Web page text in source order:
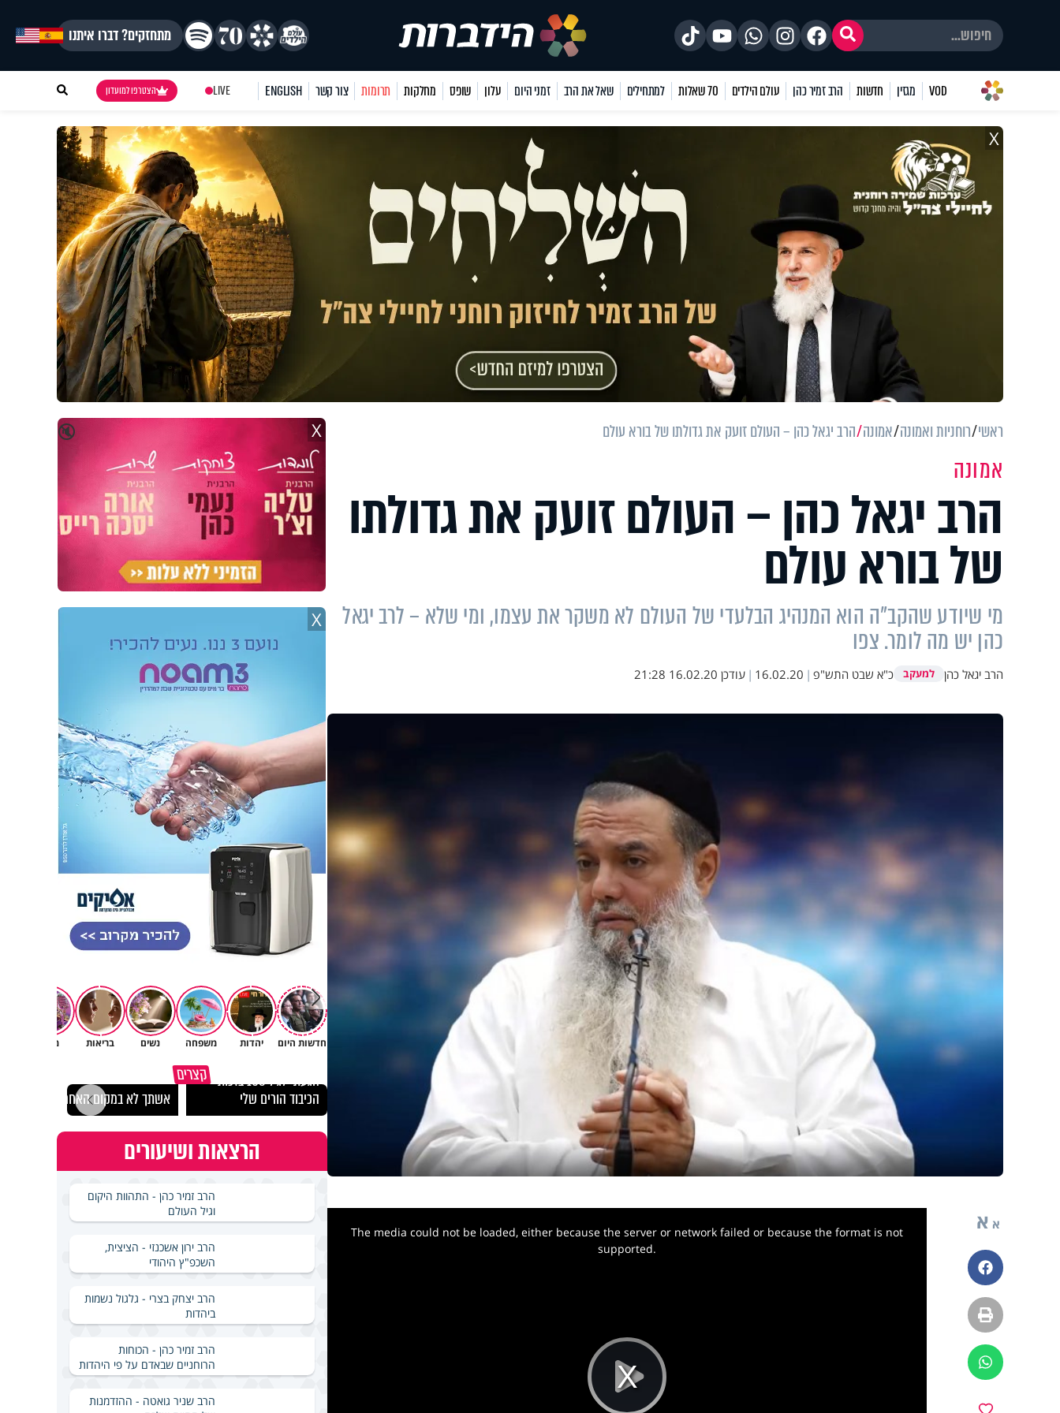
מתחזקים? דברו איתנו
VOD מגזין חדשות הרב זמיר כהן עולם הילדים 70 שאלות למתחילים שאל את הרב זמני היום עלון שופס מחלקות תרומות צור קשר ENGLISH
LIVE הצטרפו למועדון
X
ראשי רוחניות ואמונה אמונה הרב יגאל כהן – העולם זועק את גדולתו של בורא עולם
אמונה
הרב יגאל כהן – העולם זועק את גדולתו
של בורא עולם
מי שיודע שהקב"ה הוא המנהיג הבלעדי של העולם לא משקר את עצמו, ומי שלא – לרב יגאל
כהן יש מה לומר. צפו
הרב יגאל כהן למעקב כ"א שבט התש"פ |
16.02.20
| עודכן 16.02.20 21:28
א א
פייסבוק
הדפסה
ווטסאפ
The media could not be loaded, either because the server or network failed or because the format is not
supported.
🔇 X
X
חדשות היום יהדות משפחה נשים בריאות מגזין
קצרים הגעתי לגיל 108 בזכות
הכיבוד הורים שלי
אשתך לא במקום האחרון
הרצאות ושיעורים
הרב זמיר כהן - התהוות היקום
וגיל העולם
הרב ירון אשכנזי - הציצית,
השכפ"ץ היהודי
הרב יצחק בצרי - גלגול נשמות
ביהדות
הרב זמיר כהן - הכוחות
הרוחניים שבאדם על פי היהדות
הרב שניר גואטה - ההזדמנות